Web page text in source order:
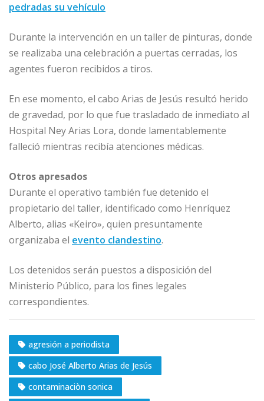
pedradas su vehículo
Durante la intervención en un taller de pinturas, donde
se realizaba una celebración a puertas cerradas, los
agentes fueron recibidos a tiros.
En ese momento, el cabo Arias de Jesús resultó herido
de gravedad, por lo que fue trasladado de inmediato al
Hospital Ney Arias Lora, donde lamentablemente
falleció mientras recibía atenciones médicas.
Otros apresados
Durante el operativo también fue detenido el
propietario del taller, identificado como Henríquez
Alberto, alias «Keiro», quien presuntamente
organizaba el evento clandestino.
Los detenidos serán puestos a disposición del
Ministerio Público, para los fines legales
correspondientes.
agresión a periodista
cabo José Alberto Arias de Jesús
contaminaciòn sonica